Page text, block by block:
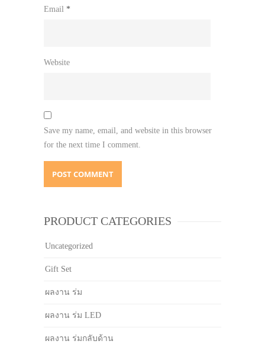
Email *
Website
Save my name, email, and website in this browser
for the next time I comment.
PRODUCT CATEGORIES
Uncategorized
Gift Set
ผลงาน ร่ม
ผลงาน ร่ม LED
ผลงาน ร่มกลับด้าน